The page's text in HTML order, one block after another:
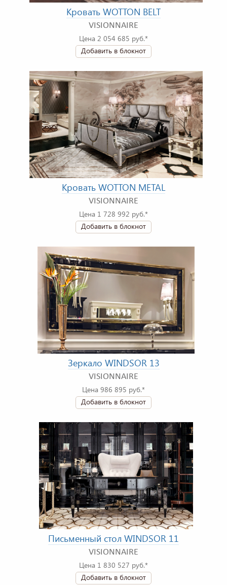
Кровать WOTTON BELT
VISIONNAIRE
Цена 2 054 685 руб.*
Добавить в блокнот
Кровать WOTTON METAL
VISIONNAIRE
Цена 1 728 992 руб.*
Добавить в блокнот
Зеркало WINDSOR 13
VISIONNAIRE
Цена 986 895 руб.*
Добавить в блокнот
Письменный стол WINDSOR 11
VISIONNAIRE
Цена 1 830 527 руб.*
Добавить в блокнот